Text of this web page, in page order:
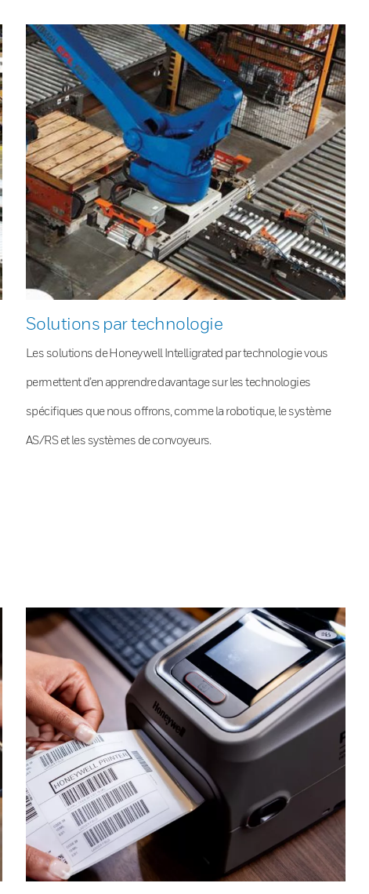
Solutions par technologie
Les solutions de Honeywell Intelligrated par technologie vous
permettent d’en apprendre davantage sur les technologies
spécifiques que nous offrons, comme la robotique, le système
AS/RS et les systèmes de convoyeurs.